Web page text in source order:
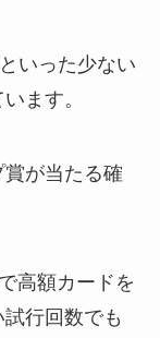
いった少ない
ます。
が当たる確
高額カードを
行回数でも